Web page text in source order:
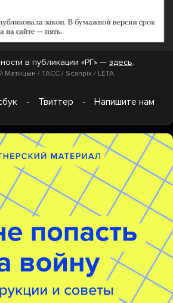
в публикации «РГ» — здесь.
Матицын / ТАСС / Scanpix / LETA
Твиттер Напишите нам